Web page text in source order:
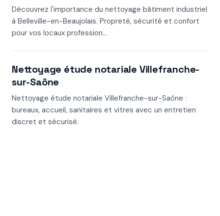
Découvrez l'importance du nettoyage bâtiment industriel
à Belleville-en-Beaujolais. Propreté, sécurité et confort
pour vos locaux profession...
Nettoyage étude notariale Villefranche-
sur-Saône
Nettoyage étude notariale Villefranche-sur-Saône :
bureaux, accueil, sanitaires et vitres avec un entretien
discret et sécurisé.